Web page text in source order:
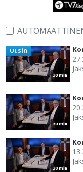
30 min
Uusin
30 min
30 min